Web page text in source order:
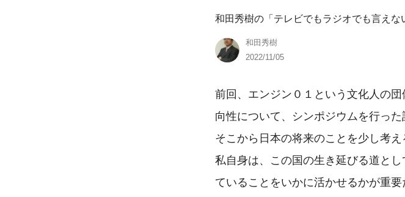
和田秀樹の「テレビでもラジオでも言えな
和田秀樹
2022/11/05
前回、エンジン０１という文化人の
向性について、シンポジウムを行った
そこから日本の将来のことを少し考え
私自身は、この国の生き延びる道と
ていることをいかに活かせるかが重要